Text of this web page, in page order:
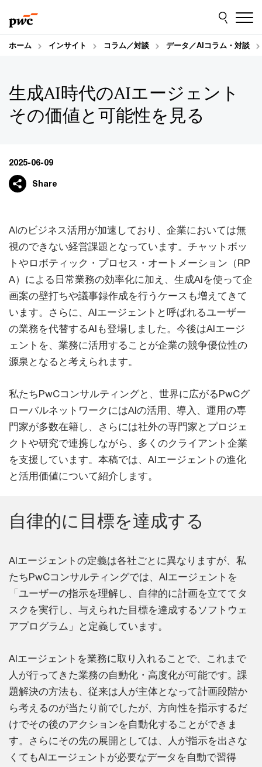
to
content
to
footer
ホーム インサイト コラム／対談 データ／AIコラム・対談
生成AI時代のAIエージェント
その価値と可能性を見る
2025-06-09
Share
AIのビジネス活用が加速しており、企業においては無
視のできない経営課題となっています。チャットボッ
トやロボティック・プロセス・オートメーション（RP
A）による日常業務の効率化に加え、生成AIを使って企
画案の壁打ちや議事録作成を行うケースも増えてきて
います。さらに、AIエージェントと呼ばれるユーザー
の業務を代替するAIも登場しました。今後はAIエージ
ェントを、業務に活用することが企業の競争優位性の
源泉となると考えられます。
私たちPwCコンサルティングと、世界に広がるPwCグ
ローバルネットワークにはAIの活用、導入、運用の専
門家が多数在籍し、さらには社外の専門家とプロジェ
クトや研究で連携しながら、多くのクライアント企業
を支援しています。本稿では、AIエージェントの進化
と活用価値について紹介します。
自律的に目標を達成する
AIエージェントの定義は各社ごとに異なりますが、私
たちPwCコンサルティングでは、AIエージェントを
「ユーザーの指示を理解し、自律的に計画を立ててタ
スクを実行し、与えられた目標を達成するソフトウェ
アプログラム」と定義しています。
AIエージェントを業務に取り入れることで、これまで
人が行ってきた業務の自動化・高度化が可能です。課
題解決の方法も、従来は人が主体となって計画段階か
ら考えるのが当たり前でしたが、方向性を指示するだ
けでその後のアクションを自動化することができま
す。さらにその先の展開としては、人が指示を出さな
くてもAIエージェントが必要なデータを自動で習得